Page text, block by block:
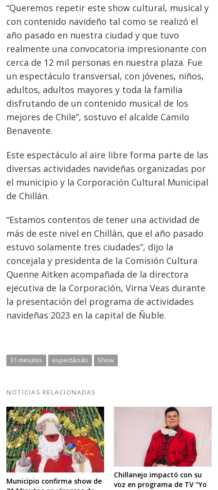
“Queremos repetir este show cultural, musical y
con contenido navideño tal como se realizó el
año pasado en nuestra ciudad y que tuvo
realmente una convocatoria impresionante con
cerca de 12 mil personas en nuestra plaza. Fue
un espectáculo transversal, con jóvenes, niños,
adultos, adultos mayores y toda la familia
disfrutando de un contenido musical de los
mejores de Chile”, sostuvo el alcalde Camilo
Benavente.
Este espectáculo al aire libre forma parte de las
diversas actividades navideñas organizadas por
el municipio y la Corporación Cultural Municipal
de Chillán.
“Estamos contentos de tener una actividad de
más de este nivel en Chillán, que el año pasado
estuvo solamente tres ciudades”, dijo la
concejala y presidenta de la Comisión Cultura
Quenne Aitken acompañada de la directora
ejecutiva de la Corporación, Virna Veas durante
la presentación del programa de actividades
navideñas 2023 en la capital de Ñuble.
31 minutos espectáculo Show
NOTICIAS RELACIONADAS
Municipio confirma show de
Chillanejo impactó con su
voz en programa de TV “Yo
Navegación
de
entradas